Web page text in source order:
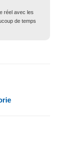
réel avec les
de temps